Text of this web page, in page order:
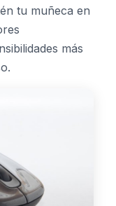
tu muñeca en
más